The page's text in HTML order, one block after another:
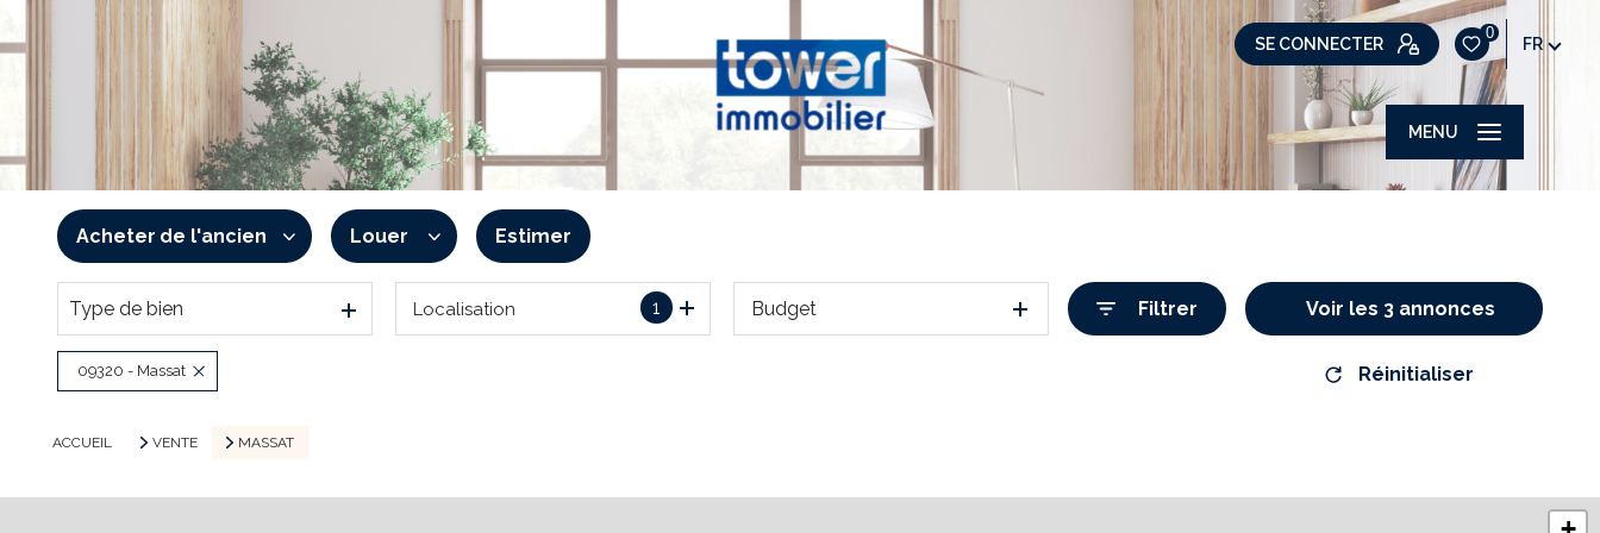
SE CONNECTER
0
FR
MENU
Acheter de l'ancien
De l'ancien
De l'immo pro
Louer
à l'année
Estimer
Type de bien 1
Localisation Budget Filtrer Voir les 3annonces
09320 - Massat Réinitialiser
ACCUEIL VENTE MASSAT